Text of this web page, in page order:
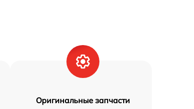
Оригинальные запчасти